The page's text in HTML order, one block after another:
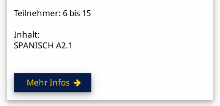
Teilnehmer: 6 bis 15
Inhalt:
SPANISCH A2.1
Mehr Infos